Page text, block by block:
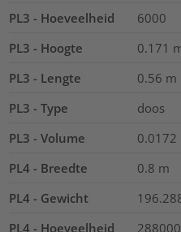
PL3 - Hoeveelheid
6000
PL3 - Hoogte
0.171
PL3 - Lengte
0.56 m
PL3 - Type
doos
PL3 - Volume
0.0172
PL4 - Breedte
0.8 m
PL4 - Gewicht
PL4 - Hoeveelheid
288000